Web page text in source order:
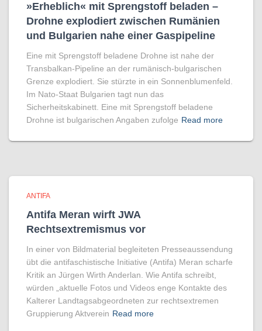
»Erheblich« mit Sprengstoff beladen –
Drohne explodiert zwischen Rumänien
und Bulgarien nahe einer Gaspipeline
Eine mit Sprengstoff beladene Drohne ist nahe der
Transbalkan-Pipeline an der rumänisch-bulgarischen
Grenze explodiert. Sie stürzte in ein Sonnenblumenfeld.
Im Nato-Staat Bulgarien tagt nun das
Sicherheitskabinett. Eine mit Sprengstoff beladene
Drohne ist bulgarischen Angaben zufolge Read more
ANTIFA
Antifa Meran wirft JWA
Rechtsextremismus vor
In einer von Bildmaterial begleiteten Presseaussendung
übt die antifaschistische Initiative (Antifa) Meran scharfe
Kritik an Jürgen Wirth Anderlan. Wie Antifa schreibt,
würden „aktuelle Fotos und Videos enge Kontakte des
Kalterer Landtagsabgeordneten zur rechtsextremen
Gruppierung Aktverein Read more